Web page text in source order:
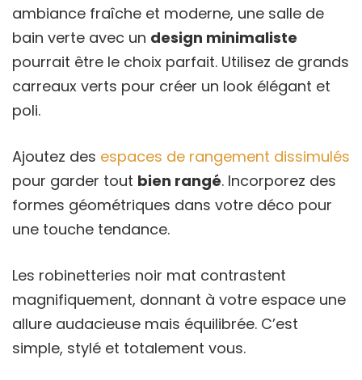
ambiance fraîche et moderne, une salle de
bain verte avec un design minimaliste
pourrait être le choix parfait. Utilisez de grands
carreaux verts pour créer un look élégant et
poli.
Ajoutez des espaces de rangement dissimulés
pour garder tout bien rangé. Incorporez des
formes géométriques dans votre déco pour
une touche tendance.
Les robinetteries noir mat contrastent
magnifiquement, donnant à votre espace une
allure audacieuse mais équilibrée. C’est
simple, stylé et totalement vous.